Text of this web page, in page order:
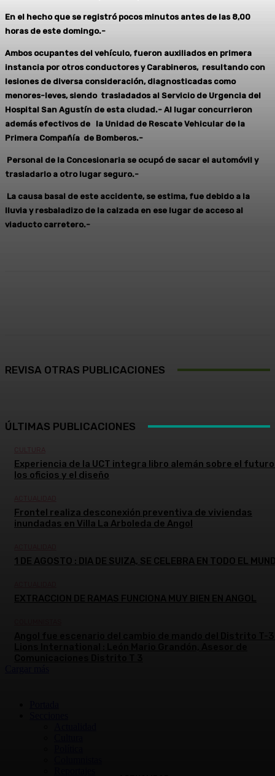
En el hecho que se registró pocos minutos antes de las 8,00
horas de este domingo.-
Ambos ocupantes del vehículo, fueron auxiliados en primera
instancia por otros conductores y Carabineros, resultando con
lesiones de diversa consideración, diagnosticadas como
menores-leves, siendo trasladados al Servicio de Urgencia del
Hospital San Agustín de esta ciudad.- Al lugar concurrieron
además efectivos de la Unidad de Rescate Vehicular de la
Primera Compañía de Bomberos.-
Personal de la Concesionaria se ocupó de sacar el automóvil y
trasladarlo a otro lugar seguro.-
La causa basal de este accidente, se estima, fue debido a la
lluvia y resbaladizo de la calzada en ese lugar de acceso al
viaducto carretero.-
REVISA OTRAS PUBLICACIONES
ÚLTIMAS PUBLICACIONES
CULTURA
Experiencia de la UCT integra libro alemán sobre el
los oficios y el diseño
Frontel realiza desconexión preventiva de viviendas
inundadas en Villa La Arboleda de Angol
1 DE AGOSTO : DIA DE SUIZA, SE CELEBRA EN TODO EL
EXTRACCION DE RAMAS FUNCIONA MUY BIEN EN ANGOL